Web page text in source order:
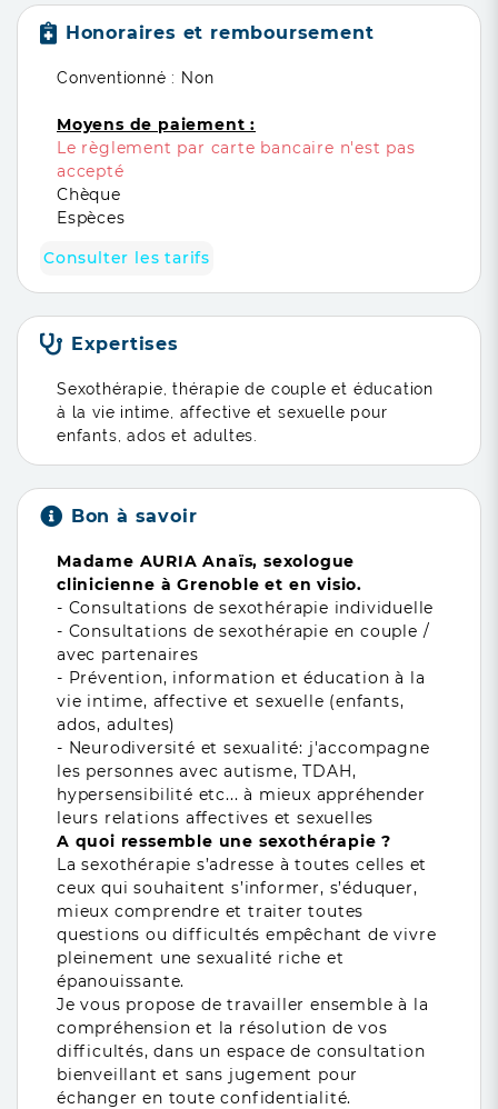
Honoraires et remboursement
Conventionné : Non
Moyens de paiement :
Le règlement par carte bancaire n'est pas
accepté
Chèque
Espèces
Consulter les tarifs
Expertises
Sexothérapie, thérapie de couple et éducation
à la vie intime, affective et sexuelle pour
enfants, ados et adultes.
Bon à savoir
Madame AURIA Anaïs, sexologue
clinicienne à Grenoble et en visio.
- Consultations de sexothérapie individuelle
- Consultations de sexothérapie en couple /
avec partenaires
- Prévention, information et éducation à la
vie intime, affective et sexuelle (enfants,
ados, adultes)
- Neurodiversité et sexualité: j'accompagne
les personnes avec autisme, TDAH,
hypersensibilité etc... à mieux appréhender
leurs relations affectives et sexuelles
A quoi ressemble une sexothérapie ?
La sexothérapie s’adresse à toutes celles et
ceux qui souhaitent s’informer, s’éduquer,
mieux comprendre et traiter toutes
questions ou difficultés empêchant de vivre
pleinement une sexualité riche et
épanouissante.
Je vous propose de travailler ensemble à la
compréhension et la résolution de vos
difficultés, dans un espace de consultation
bienveillant et sans jugement pour
échanger en toute confidentialité.